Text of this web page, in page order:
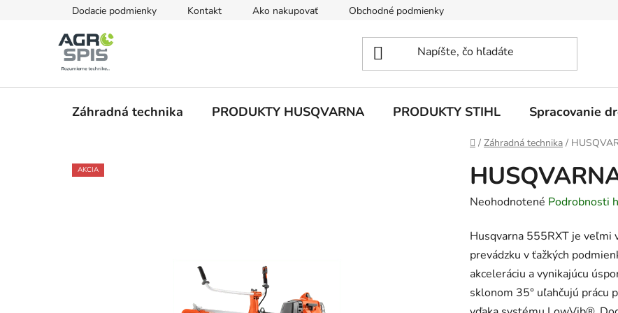
Dodacie podmienky Kontakt Ako nakupovať Obchodné podmienky
Záhradná technika PRODUKTY HUSQVARNA PRODUKTY STIHL Spracovanie
Domov
/ Záhradná technika /
Priemerné
produktu
je
0,0
z
Neohodnotené Podrobnosti
Husqvarna 555RXT je veľmi
prevádzku v ťažkých
akceleráciu a vynikajúcu
sklonom 35° uľahčujú prácu
AKCIA